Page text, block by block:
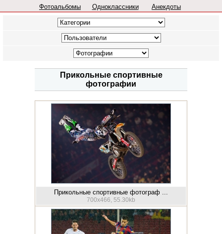
Фотоальбомы Одноклассники Анекдоты
Прикольные спортивные
фотографии
Прикольные спортивные фотограф ...
700x466, 55.30kb